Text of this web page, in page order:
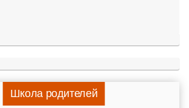
Школа родителей